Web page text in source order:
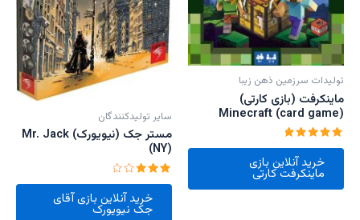
تولیدات سرزمین ذهن زیبا
ماینکرفت (بازی کارتی)
Minecraft (card game)
امتیاز
5.00خرید آنلاین بازی
ماینکرفت کارتی
سایر تولیدکنندگان
مستر جک (نیویورک) Mr. Jack
(NY)
امتیاز
3.00خرید آنلاین بازی آقای
جک نیویورک